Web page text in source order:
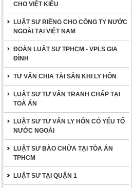
CHO VIỆT KIỀU
LUẬT SƯ RIÊNG CHO CÔNG TY NƯỚC
NGOÀI TẠI VIỆT NAM
ĐOÀN LUẬT SƯ TPHCM - VPLS GIA
ĐÌNH
TƯ VẤN CHIA TÀI SẢN KHI LY HÔN
LUẬT SƯ TƯ VẤN TRANH CHẤP TẠI
TOÀ ÁN
LUẬT SƯ TƯ VẤN LY HÔN CÓ YẾU TỐ
NƯỚC NGOÀI
LUẬT SƯ BÀO CHỮA TẠI TÒA ÁN
TPHCM
LUẬT SƯ TẠI QUẬN 1